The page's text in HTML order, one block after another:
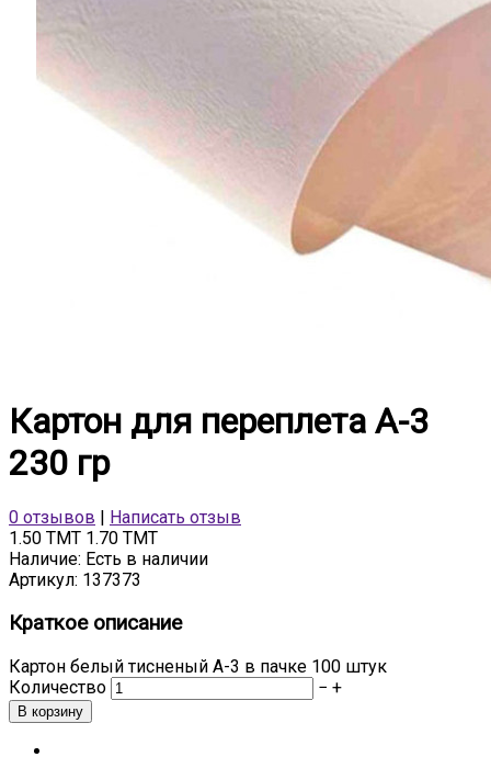
Картон для переплета А-3
230 гр
0 отзывов
Написать отзыв
1.50 TMT 1.70 TMT
Наличие: Есть в наличии
Артикул: 137373
Краткое описание
Картон белый тисненый А-3 в пачке 100 штук
Количество
− +